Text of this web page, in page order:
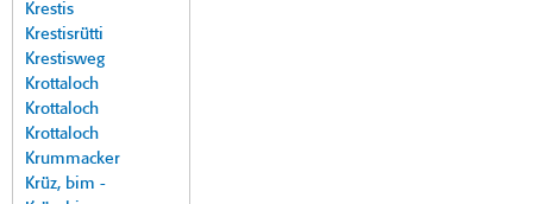
Krestis
Krestisrütti
Krestisweg
Krottaloch
Krottaloch
Krottaloch
Krummacker
Krüz, bim -